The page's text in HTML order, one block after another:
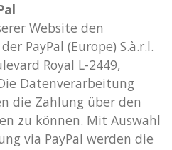
Website den
PayPal (Europe) S.à.r.l.
Royal L-2449,
Datenverarbeitung
die Zahlung über den
zu können. Mit Auswahl
via PayPal werden die